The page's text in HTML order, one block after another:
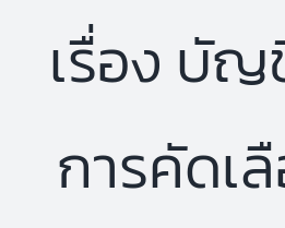
เรื่อง บั
การคัดเ